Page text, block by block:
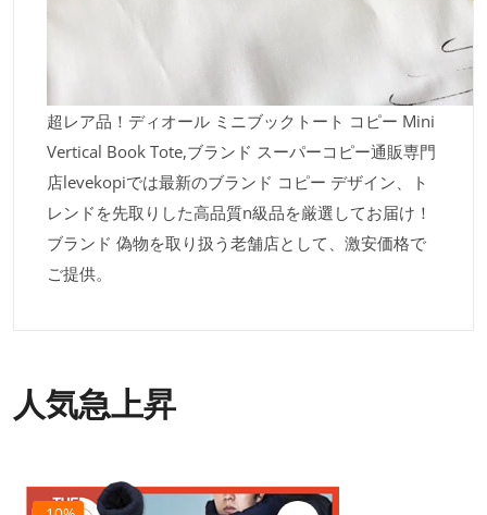
超レア品！ディオール ミニブックトート コピー Mini
Vertical Book Tote,ブランド スーパーコピー通販専門
店levekopiでは最新のブランド コピー デザイン、ト
レンドを先取りした高品質n級品を厳選してお届け！
ブランド 偽物を取り扱う老舗店として、激安価格で
ご提供。
人気急上昇